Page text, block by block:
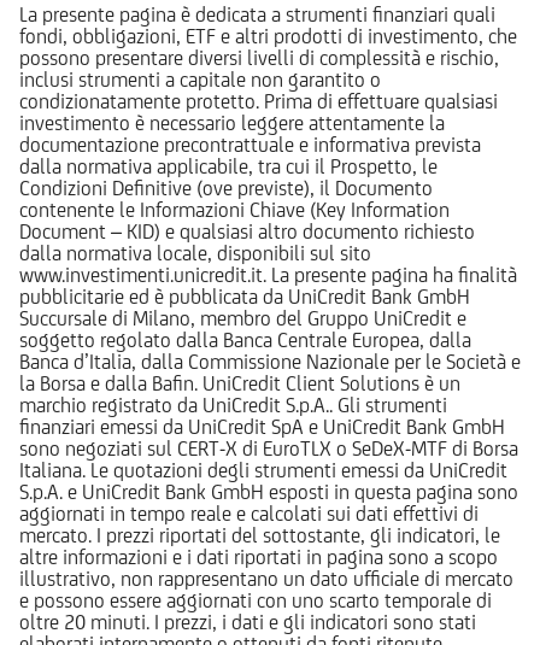
La presente pagina è dedicata a strumenti finanziari quali
fondi, obbligazioni, ETF e altri prodotti di investimento, che
possono presentare diversi livelli di complessità e rischio,
inclusi strumenti a capitale non garantito o
condizionatamente protetto. Prima di effettuare qualsiasi
investimento è necessario leggere attentamente la
documentazione precontrattuale e informativa prevista
dalla normativa applicabile, tra cui il Prospetto, le
Condizioni Definitive (ove previste), il Documento
contenente le Informazioni Chiave (Key Information
Document – KID) e qualsiasi altro documento richiesto
dalla normativa locale, disponibili sul sito
www.investimenti.unicredit.it. La presente pagina ha finalità
pubblicitarie ed è pubblicata da UniCredit Bank GmbH
Succursale di Milano, membro del Gruppo UniCredit e
soggetto regolato dalla Banca Centrale Europea, dalla
Banca d’Italia, dalla Commissione Nazionale per le Società e
la Borsa e dalla Bafin. UniCredit Client Solutions è un
marchio registrato da UniCredit S.p.A.. Gli strumenti
finanziari emessi da UniCredit SpA e UniCredit Bank GmbH
sono negoziati sul CERT-X di EuroTLX o SeDeX-MTF di Borsa
Italiana. Le quotazioni degli strumenti emessi da UniCredit
S.p.A. e UniCredit Bank GmbH esposti in questa pagina sono
aggiornati in tempo reale e calcolati sui dati effettivi di
mercato. I prezzi riportati del sottostante, gli indicatori, le
altre informazioni e i dati riportati in pagina sono a scopo
illustrativo, non rappresentano un dato ufficiale di mercato
e possono essere aggiornati con uno scarto temporale di
oltre 20 minuti. I prezzi, i dati e gli indicatori sono stati